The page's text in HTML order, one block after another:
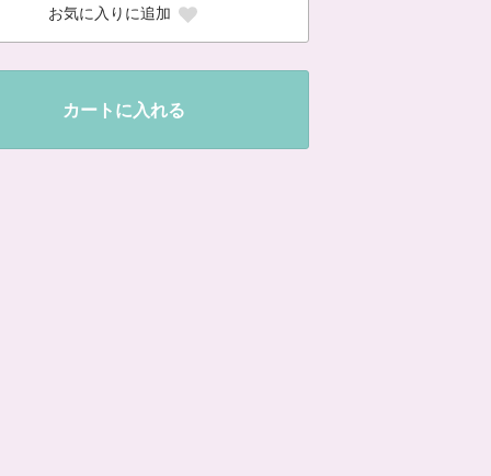
お気に入りに追加
カートに入れる